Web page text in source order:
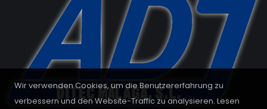
Wir verwenden Cookies, um die Benutzererfahrung zu
verbessern und den Website-Traffic zu analysieren. Lesen